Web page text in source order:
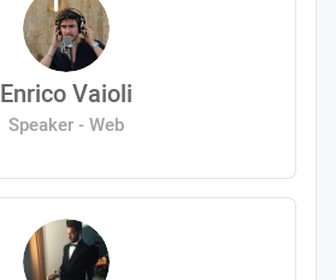
Enrico Vaioli
Speaker - Web